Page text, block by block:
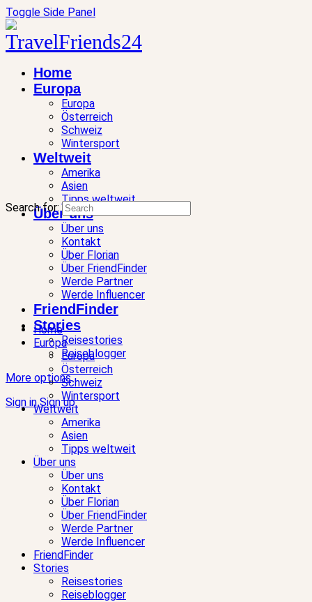
Toggle Side Panel
Home
Europa
Europa
Österreich
Schweiz
Wintersport
Weltweit
Amerika
Asien
Tipps weltweit
Über uns
Über uns
Kontakt
Über Florian
Über FriendFinder
Werde Partner
Werde Influencer
FriendFinder
Stories
Reisestories
Reiseblogger
More options
Sign in Sign up
Search for:
Home
Europa
Europa
Österreich
Schweiz
Wintersport
Weltweit
Amerika
Asien
Tipps weltweit
Über uns
Über uns
Kontakt
Über Florian
Über FriendFinder
Werde Partner
Werde Influencer
FriendFinder
Stories
Reisestories
Reiseblogger